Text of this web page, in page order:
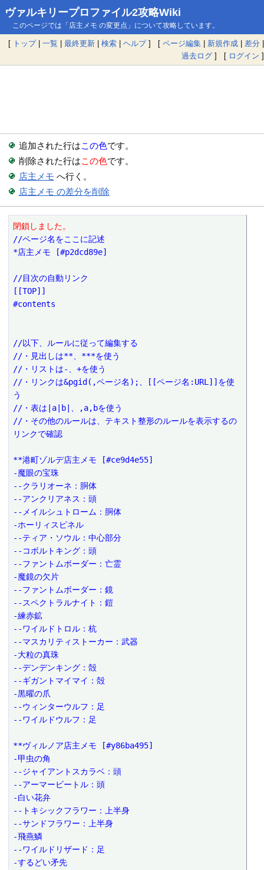
ヴァルキリープロファイル2攻略Wiki
このページでは「店主メモ の変更点」について攻略しています。
[ トップ| 一覧 | 最終更新 | 検索 | ヘルプ] [ ページ編集 | 新規作成 | 差分 |
過去ログ ] [ ログイン ]
追加された行はこの色です。
削除された行はこの色です。
店主メモ へ行く。
店主メモ の差分を削除
閉鎖しました。
//ページ名をここに記述
*店主メモ [#p2dcd89e]
//目次の自動リンク
[[TOP]]
#contents
//以下、ルールに従って編集する
//・見出しは**、***を使う
//・リストは-、+を使う
//・リンクは&pgid(,ページ名);、[[ページ名:URL]]を使
う
//・表は|a|b|、,a,bを使う
//・その他のルールは、テキスト整形のルールを表示するの
リンクで確認
**港町ゾルデ店主メモ [#ce9d4e55]
-魔眼の宝珠
--クラリオーネ：胴体
--アンクリアネス：頭
--メイルシュトローム：胴体
-ホーリィスピネル
--ティア・ソウル：中心部分
--コボルトキング：頭
--ファントムボーダー：亡霊
-魔鏡の欠片
--ファントムボーダー：鏡
--スペクトラルナイト：鎧
-練赤鉱
--ワイルドトロル：杭
--マスカリティストーカー：武器
-大粒の真珠
--デンデンキング：殻
--ギガントマイマイ：殻
-黒曜の爪
--ウィンターウルフ：足
--ワイルドウルフ：足
**ヴィルノア店主メモ [#y86ba495]
-甲虫の角
--ジャイアントスカラベ：頭
--アーマービートル：頭
-白い花弁
--トキシックフラワー：上半身
--サンドフラワー：上半身
-飛燕鱗
--ワイルドリザード：足
-するどい矛先